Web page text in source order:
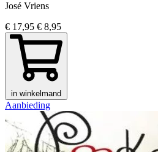
José Vriens
€ 17,95 € 8,95
in winkelmand
Aanbieding